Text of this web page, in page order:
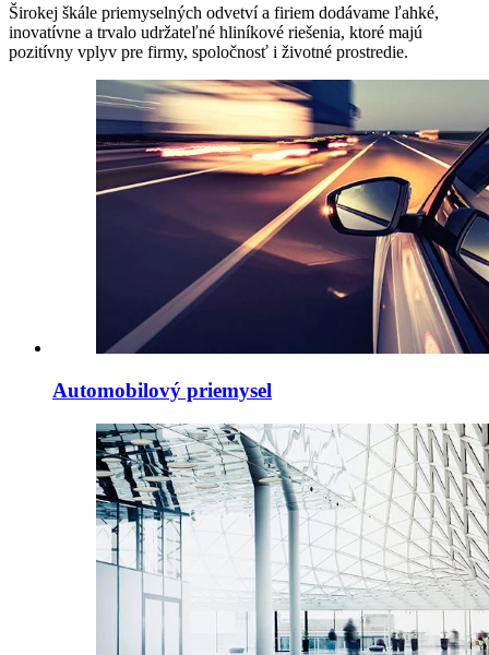
Širokej škále priemyselných odvetví a firiem dodávame ľahké,
inovatívne a trvalo udržateľné hliníkové riešenia, ktoré majú
pozitívny vplyv pre firmy, spoločnosť i životné prostredie.
Automobilový priemysel